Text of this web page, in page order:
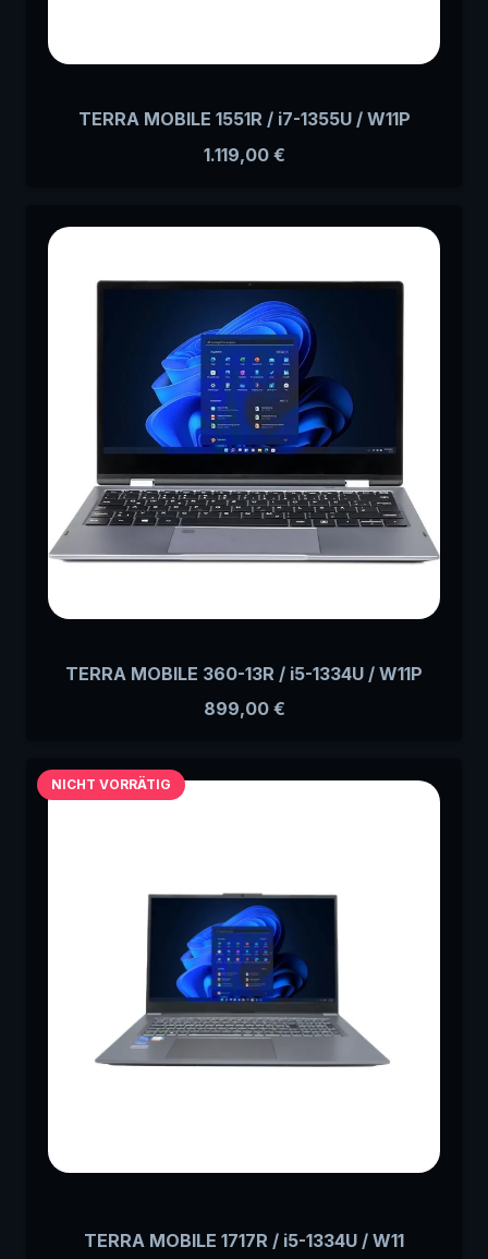
TERRA MOBILE 1551R / i7-1355U / W11P
1.119,00 €
TERRA MOBILE 360-13R / i5-1334U / W11P
899,00 €
NICHT VORRÄTIG
TERRA MOBILE 1717R / i5-1334U / W11